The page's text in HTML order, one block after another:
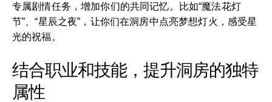
专属剧情任务，增加你们的共同记忆。比如“魔法花灯
节”、“星辰之夜”，让你们在洞房中点亮梦想灯火，感受星
光的祝福。
结合职业和技能，提升洞房的独特
属性